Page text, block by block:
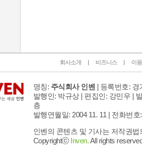
회사소개 비즈니스 이
명칭: 주식회사 인벤 | 등록번호: 경
발행인: 박규상 | 편집인: 강민우 |
층
발행연월일: 2004 11. 11 | 전화번호
인벤의 콘텐츠 및 기사는 저작권
Copyrightⓒ Inven.All rights